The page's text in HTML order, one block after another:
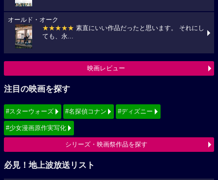
オールド・オーク
★★★★★ 素直にいい作品だったと思います。 それにし
ても、永...
映画レビュー
注目の映画を探す
#スターウォーズ #名探偵コナン #ディズニー
#少女漫画原作実写化
シリーズ・映画祭作品を探す
必見！地上波放送リスト